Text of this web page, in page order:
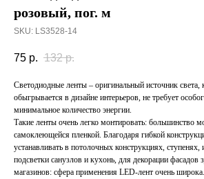
розовый, пог. м
SKU: LS3528-14
75 р. 132 р.
Светодиодные ленты – оригинальный источник света,
обыгрывается в дизайне интерьеров, не требует
минимальное количество энергии.
Такие ленты очень легко монтировать: большинство
самоклеющейся пленкой. Благодаря гибкой
устанавливать в потолочных конструкциях, ступенях,
подсветки санузлов и кухонь, для декорации фасадов
магазинов: сфера применения LED-лент очень широка.